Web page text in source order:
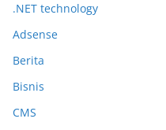
.NET technology
Adsense
Berita
Bisnis
CMS